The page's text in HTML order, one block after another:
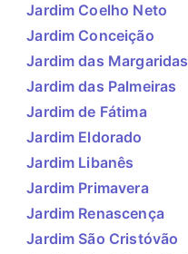
Jardim Coelho Neto
Jardim Conceição
Jardim das Margaridas
Jardim das Palmeiras
Jardim de Fátima
Jardim Eldorado
Jardim Libanês
Jardim Primavera
Jardim Renascença
Jardim São Cristóvão